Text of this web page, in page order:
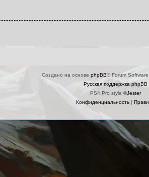
Создано на основе phpBB® Forum
Русская поддержка phpBB
PS4 Pro style ©Jester
Конфиденциальность|